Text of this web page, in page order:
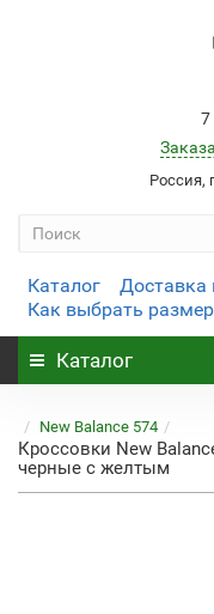
7
Россия,
Каталог Доставка
Как выбрать размер
Каталог
New Balance 574
Кроссовки New
черные с желтым